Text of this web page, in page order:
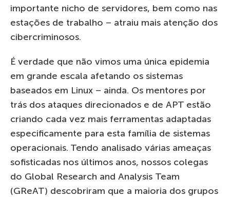
importante nicho de servidores, bem como nas
estações de trabalho – atraiu mais atenção dos
cibercriminosos.
É verdade que não vimos uma única epidemia
em grande escala afetando os sistemas
baseados em Linux – ainda. Os mentores por
trás dos ataques direcionados e de APT estão
criando cada vez mais ferramentas adaptadas
especificamente para esta família de sistemas
operacionais. Tendo analisado várias ameaças
sofisticadas nos últimos anos, nossos colegas
do Global Research and Analysis Team
(GReAT) descobriram que a maioria dos grupos